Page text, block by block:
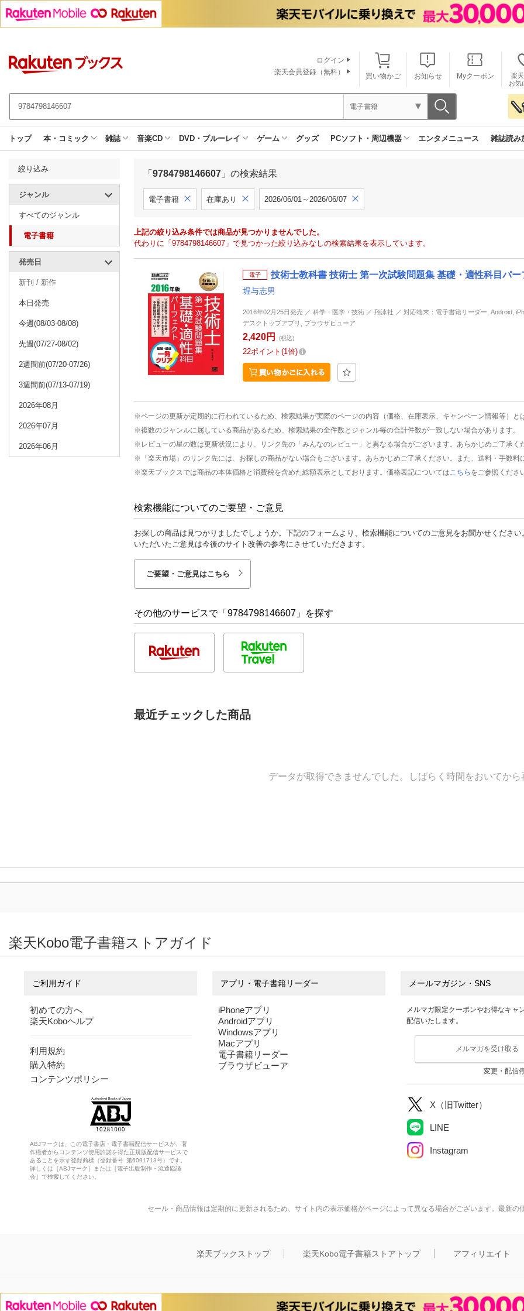
買い物かご お知らせ Myクーポン
楽
お気
ログイン
楽天会員登録（無料）
電子書籍
トップ 本・コミック 雑誌 音楽CD DVD・ブルーレイ ゲーム グッズ PCソフト・周辺機器 エンタメニュース 雑誌読み
絞り込み
ジャンル
すべてのジャンル
電子書籍
発売日
新刊 / 新作
本日発売
今週(08/03-08/08)
先週(07/27-08/02)
2週間前(07/20-07/26)
3週間前(07/13-07/19)
2026年08月
2026年07月
2026年06月
「 9784798146607 」の検索結果
電子書籍 在庫あり 2026/06/01～2026/06/07
上記の絞り込み条件では商品が見つかりませんでした。
代わりに「9784798146607」で見つかった絞り込みなしの検索結果を表示しています。
電子 技術士教科書 技術士 第一次試験問題集 基礎・適性科目パ
堀与志男
2016年02月25日発売 ／ 科学・医学・技術 ／ 翔泳社 ／ 対応端末：電子書籍リーダー, Android,
デスクトップアプリ, ブラウザビューア
2,420円 (税込)
22ポイント 1倍
※ページの更新が定期的に行われているため、検索結果が実際のページの内容（価格、在庫表示、キャンペーン情報等）と
※複数のジャンルに属している商品があるため、検索結果の全件数とジャンル毎の合計件数が一致しない場合があります。
※レビューの星の数は更新状況により、リンク先の「みんなのレビュー」と異なる場合がございます。あらかじめご了承く
※「楽天市場」のリンク先には、お探しの商品がない場合もございます。あらかじめご了承ください。また、送料・手数料
※楽天ブックスでは商品の本体価格と消費税を含めた総額表示としております。価格表記については こちら をご参照くださ
検索機能についてのご要望・ご意見
お探しの商品は見つかりましたでしょうか。下記のフォームより、検索機能についてのご意見をお聞かせください
いただいたご意見は今後のサイト改善の参考にさせていただきます。
ご要望・ご意見はこちら
その他のサービスで「9784798146607」を探す
最近チェックした商品
データが取得できませんでした。しばらく時間をおいてから
楽天Kobo電子書籍ストアガイド
ご利用ガイド
初めての方へ
楽天Koboヘルプ
利用規約
購入特約
コンテンツポリシー
ABJマークは、この電子書店・電子書籍配信サービスが、著
作権者からコンテンツ使用許諾を得た正規版配信サービスで
あることを示す登録商標（登録番号 第6091713号）です。
詳しくは［ABJマーク］または［電子出版制作・流通協議
会］で検索してください。
アプリ・電子書籍リーダー
iPhoneアプリ
Androidアプリ
Windowsアプリ
Macアプリ
電子書籍リーダー
ブラウザビューア
メールマガジン・SNS
メルマガ限定クーポンやお得なキャ
配信いたします。
メルマガを受け取る
変更・配信
X（旧Twitter）
LINE
Instagram
セール・商品情報は定期的に更新されるため、サイト内の表示価格がページによって異なる場合がございます。最新の
楽天ブックストップ 楽天Kobo電子書籍ストアトップ アフィリエイト